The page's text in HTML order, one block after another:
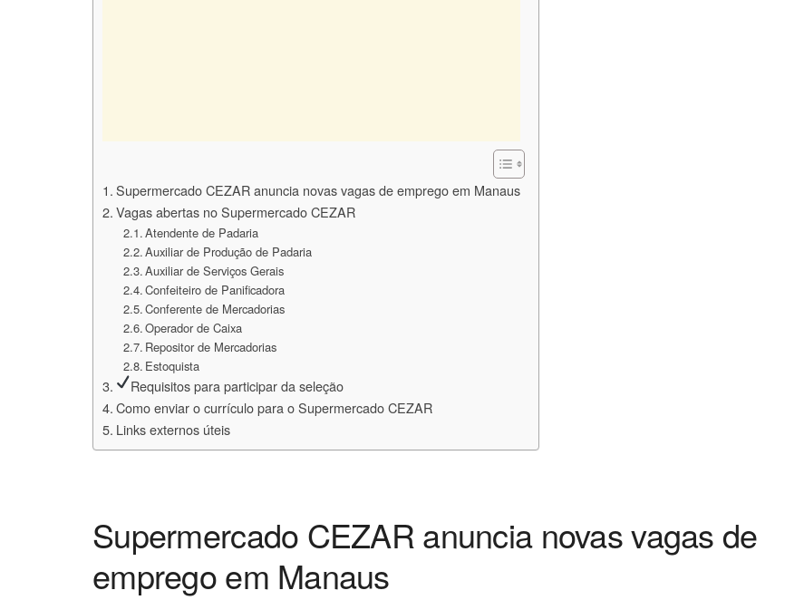
Supermercado CEZAR anuncia novas vagas de emprego em Manaus
Vagas abertas no Supermercado CEZAR
Atendente de Padaria
Auxiliar de Produção de Padaria
Auxiliar de Serviços Gerais
Confeiteiro de Panificadora
Conferente de Mercadorias
Operador de Caixa
Repositor de Mercadorias
Estoquista
Requisitos para participar da seleção
Como enviar o currículo para o Supermercado CEZAR
Links externos úteis
Supermercado CEZAR anuncia novas vagas de
emprego em Manaus